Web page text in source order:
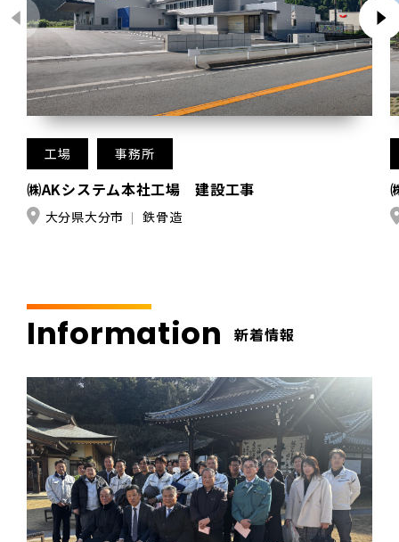
工場 事務所
㈱AKシステム本社工場 建設工事
大分県大分市 鉄骨造
Information 新着情報